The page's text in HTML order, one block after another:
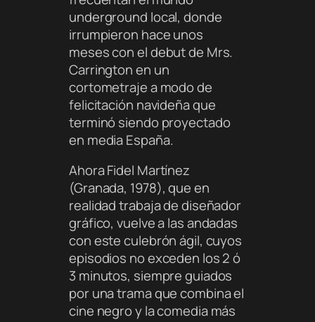
underground local, donde
irrumpieron hace unos
meses con el debut de Mrs.
Carrington en un
cortometraje a modo de
felicitación navideña que
terminó siendo proyectado
en media España.
Ahora Fidel Martínez
(Granada, 1978), que en
realidad trabaja de diseñador
gráfico, vuelve a las andadas
con este culebrón ágil, cuyos
episodios no exceden los 2 ó
3 minutos, siempre guiados
por una trama que combina el
cine negro y la comedia más